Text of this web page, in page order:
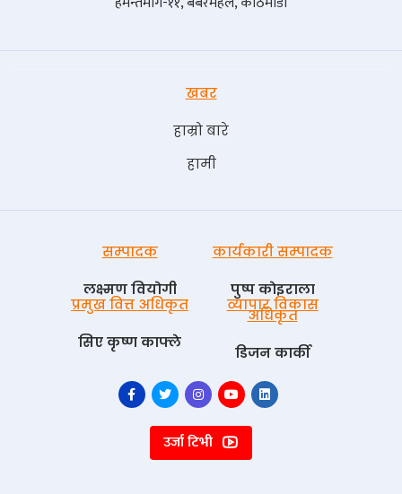
खबर
हाम्रो बारे
हामी
सम्पादक
लक्ष्मण वियोगी
कार्यकारी सम्पादक
पुष्प काेइराला
प्रमुख वित्त अधिकृत
सिए कृष्ण काफ्ले
व्यापार विकास
अधिकृत
डिजन कार्की
उर्जा टिभी